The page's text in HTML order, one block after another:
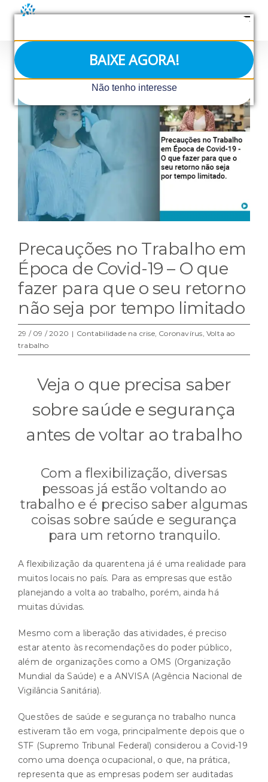
BAIXE AGORA!
Não tenho interesse
conteúdo
View
Larger
Image
Precauções no Trabalho em
Época de Covid-19 – O que
fazer para que o seu retorno
não seja por tempo limitado
29 / 09 / 2020 | Contabilidade na crise, Coronavírus, Volta ao
trabalho
Veja o que precisa saber
sobre saúde e segurança
antes de voltar ao trabalho
Com a flexibilização, diversas
pessoas já estão voltando ao
trabalho e é preciso saber algumas
coisas sobre saúde e segurança
para um retorno tranquilo.
A flexibilização da quarentena já é uma realidade para
muitos locais no país. Para as empresas que estão
planejando a volta ao trabalho, porém, ainda há
muitas dúvidas.
Mesmo com a liberação das atividades, é preciso
estar atento às recomendações do poder público,
além de organizações como a OMS (Organização
Mundial da Saúde) e a ANVISA (Agência Nacional de
Vigilância Sanitária).
Questões de saúde e segurança no trabalho nunca
estiveram tão em voga, principalmente depois que o
STF (Supremo Tribunal Federal) considerou a Covid-19
como uma doença ocupacional, o que, na prática,
representa que as empresas podem ser auditadas